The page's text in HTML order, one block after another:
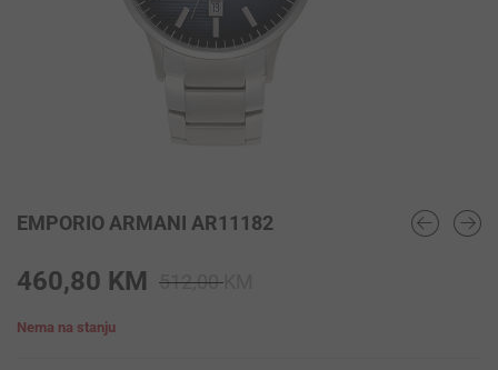
EMPORIO ARMANI AR11182
512,00
460,80 KM
Nema na stanju